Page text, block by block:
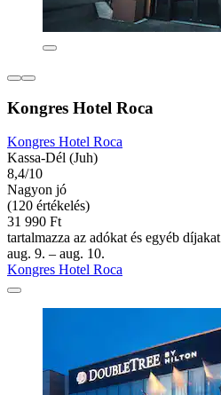
Kongres Hotel Roca
Kongres Hotel Roca
Kassa-Dél (Juh)
8,4/10
Nagyon jó
(120 értékelés)
31 990 Ft
tartalmazza az adókat és egyéb díjakat
aug. 9. – aug. 10.
Kongres Hotel Roca